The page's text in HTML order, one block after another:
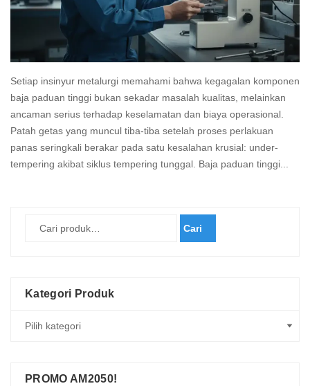
Setiap insinyur metalurgi memahami bahwa kegagalan komponen
baja paduan tinggi bukan sekadar masalah kualitas, melainkan
ancaman serius terhadap keselamatan dan biaya operasional.
Patah getas yang muncul tiba-tiba setelah proses perlakuan
panas seringkali berakar pada satu kesalahan krusial: under-
tempering akibat siklus tempering tunggal. Baja paduan tinggi...
Cari
Kategori Produk
PROMO AM2050!